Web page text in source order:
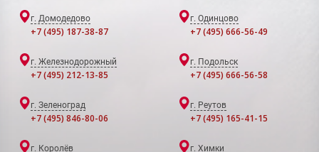
г. Домодедово
+7 (495) 187-38-87
г. Одинцово
+7 (495) 666-56-49
г. Железнодорожный
+7 (495) 212-13-85
г. Подольск
+7 (495) 666-56-58
г. Зеленоград
+7 (495) 846-80-06
г. Реутов
+7 (495) 165-41-15
г. Королёв г. Химки